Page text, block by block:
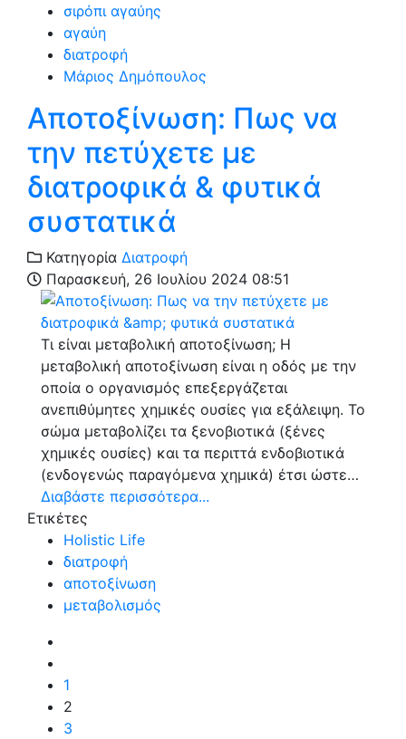
σιρόπι αγαύης
αγαύη
διατροφή
Μάριος Δημόπουλος
Αποτοξίνωση: Πως να
την πετύχετε με
διατροφικά & φυτικά
συστατικά
Κατηγορία Διατροφή
Παρασκευή, 26 Ιουλίου 2024 08:51
Τι είναι μεταβολική αποτοξίνωση; Η
μεταβολική αποτοξίνωση είναι η οδός με την
οποία ο οργανισμός επεξεργάζεται
ανεπιθύμητες χημικές ουσίες για εξάλειψη. Το
σώμα μεταβολίζει τα ξενοβιοτικά (ξένες
χημικές ουσίες) και τα περιττά ενδοβιοτικά
(ενδογενώς παραγόμενα χημικά) έτσι ώστε…
Διαβάστε περισσότερα...
Ετικέτες
Holistic Life
διατροφή
αποτοξίνωση
μεταβολισμός
1
2
3